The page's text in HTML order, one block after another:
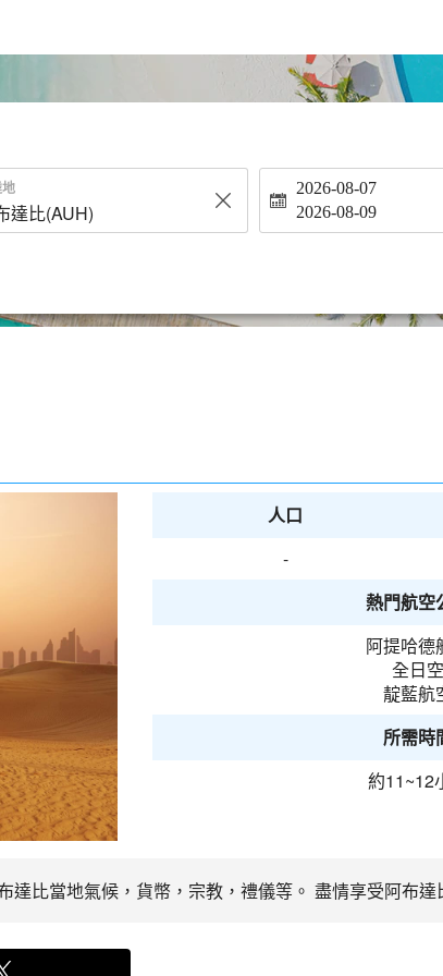
2026-08-07
2026-08-09
人口
-
熱門航空
阿提哈德
全日空
靛藍航
所需時
約11~12
達比當地氣候，貨幣，宗教，禮儀等。 盡情享受阿布達